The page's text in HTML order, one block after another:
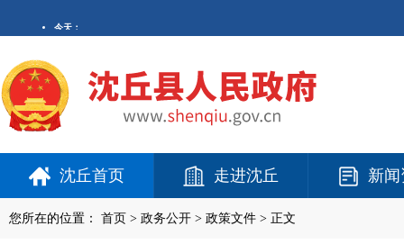
沈丘首页 走进沈丘 新
您所在的位置： 首页 > 政务公开 > 政策文件 > 正文